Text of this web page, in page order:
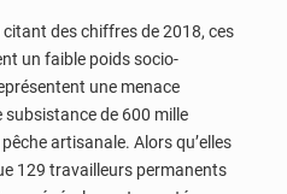
citant des chiffres de 2018, ces
un faible poids socio-
une menace
subsistance de 600 mille
artisanale. Alors qu’elles
129 travailleurs permanents